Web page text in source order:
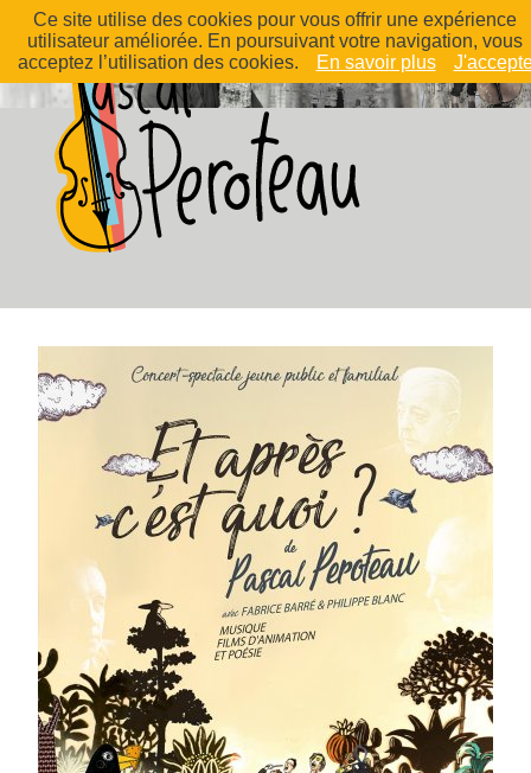
Ce site utilise des cookies pour vous offrir une expérience
utilisateur améliorée. En poursuivant votre navigation, vous
acceptez l’utilisation des cookies.
En savoir plus